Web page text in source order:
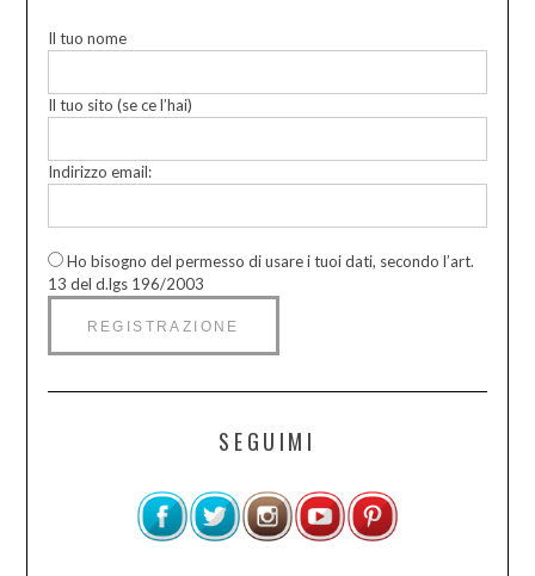
Il tuo nome
Il tuo sito (se ce l’hai)
Indirizzo email:
Ho bisogno del permesso di usare i tuoi dati, secondo l’art.
13 del d.lgs 196/2003
SEGUIMI